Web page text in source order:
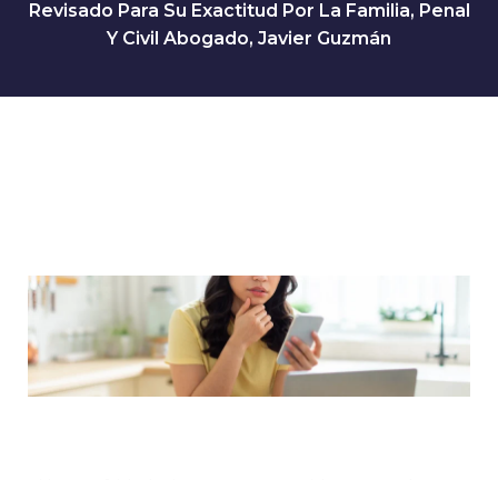
Revisado Para Su Exactitud Por La Familia, Penal
Y Civil Abogado, Javier Guzmán